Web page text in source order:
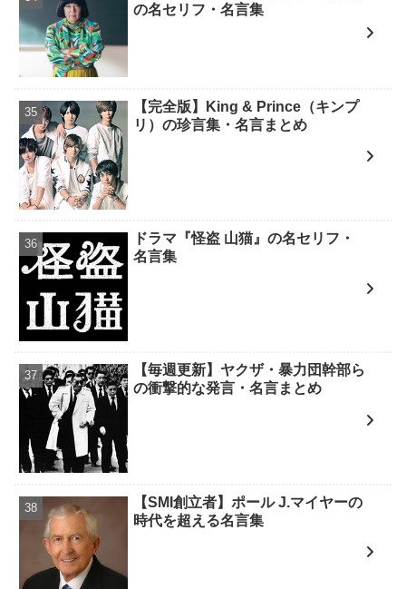
の名セリフ・名言集
【完全版】King & Prince（キンプ
リ）の珍言集・名言まとめ
ドラマ『怪盗 山猫』の名セリフ・
名言集
【毎週更新】ヤクザ・暴力団幹部ら
の衝撃的な発言・名言まとめ
【SMI創立者】ポール J.マイヤーの
時代を超える名言集